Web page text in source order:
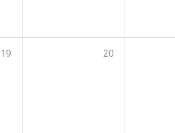
19 20